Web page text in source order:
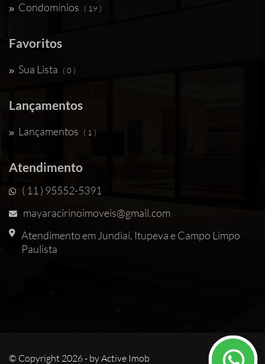
Condomínios ( 19 )
Favoritos
Sua Lista ( 0 )
Lançamentos
Lançamentos ( 1 )
Atendimento
( 11 ) 95552-5391
mayaracirinoimoveis@gmail.com
Atendimento em Jundiaí, Itupeva e Campo Limpo
Paulista
© Copyright 2026 - byActive Imob